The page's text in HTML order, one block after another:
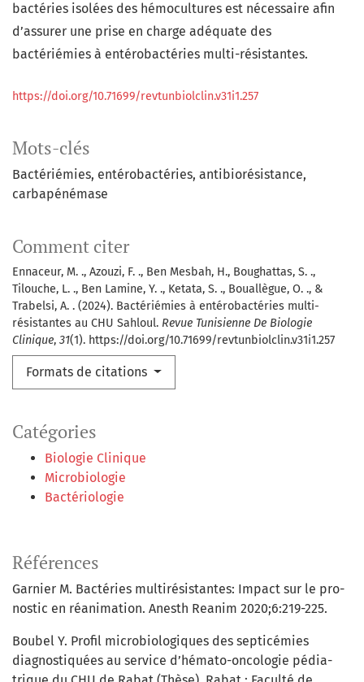
Mots-clés
Bactériémies entérobactéries antibiorésistance
carbapénémase
Catégories
Biologie Clinique
Microbiologie
Bactériologie
Comment citer
Ennaceur, M. ., Azouzi, F. ., Ben Mesbah, H., Boughattas, S. .,
Tilouche, L. ., Ben Lamine, Y. ., Ketata, S. ., Bouallègue, O. ., &
Trabelsi, A. . (2024). Bactériémies à entérobactéries multi-
résistantes au CHU Sahloul. Revue Tunisienne De Biologie
Clinique, 31(1). https://doi.org/10.71699/revtunbiolclin.v31i1.257
Formats de citations
bactéries isolées des hémocultures est nécessaire afin
d’assurer une prise en charge adéquate des
bactériémies à entérobactéries multi-résistantes.
https://doi.org/10.71699/revtunbiolclin.v31i1.257
Références
Garnier M. Bactéries multirésistantes: Impact sur le pro-
nostic en réanimation. Anesth Reanim 2020;6:219-225.
Boubel Y. Profil microbiologiques des septicémies
diagnostiquées au service d’hémato-oncologie pédia-